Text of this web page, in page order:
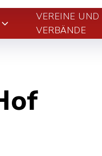
VEREINE UND
VERBÄNDE